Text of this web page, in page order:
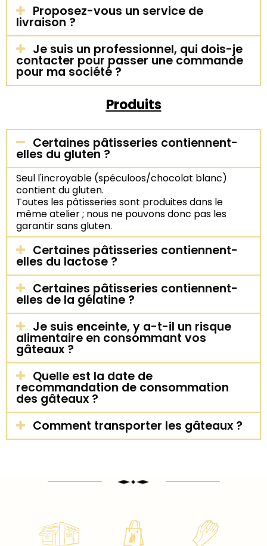
Proposez-vous un service de
livraison ?
Je suis un professionnel, qui dois-je
contacter pour passer une commande
pour ma société ?
Produits
Certaines pâtisseries contiennent-
elles du gluten ?
Seul l'incroyable (spéculoos/chocolat blanc)
contient du gluten.
Toutes les pâtisseries sont produites dans le
même atelier ; nous ne pouvons donc pas les
garantir sans gluten.
Certaines pâtisseries contiennent-
elles du lactose ?
Certaines pâtisseries contiennent-
elles de la gélatine ?
Je suis enceinte, y a-t-il un risque
alimentaire en consommant vos
gâteaux ?
Quelle est la date de
recommandation de consommation
des gâteaux ?
Comment transporter les gâteaux ?